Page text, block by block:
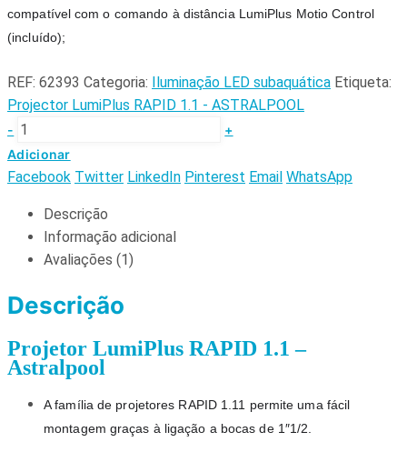
compatível com o comando à distância LumiPlus Motio Control
(incluído);
REF: 62393 Categoria: Iluminação LED subaquática Etiqueta:
Projector LumiPlus RAPID 1.1 - ASTRALPOOL
-
+
Adicionar
Facebook Twitter LinkedIn Pinterest Email WhatsApp
Descrição
Informação adicional
Avaliações (1)
Descrição
Projetor LumiPlus RAPID 1.1 –
Astralpool
A família de projetores RAPID 1.11 permite uma fácil
montagem graças à ligação a bocas de 1″1/2.